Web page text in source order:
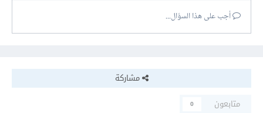
أجب على هذا السؤال...
مشاركة
متابعون
0